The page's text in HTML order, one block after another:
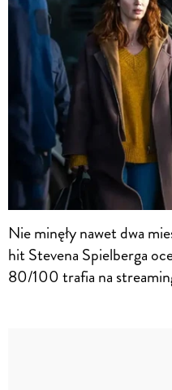
Nie minęły nawet dwa
hit Stevena Spielberga
80/100 trafia na